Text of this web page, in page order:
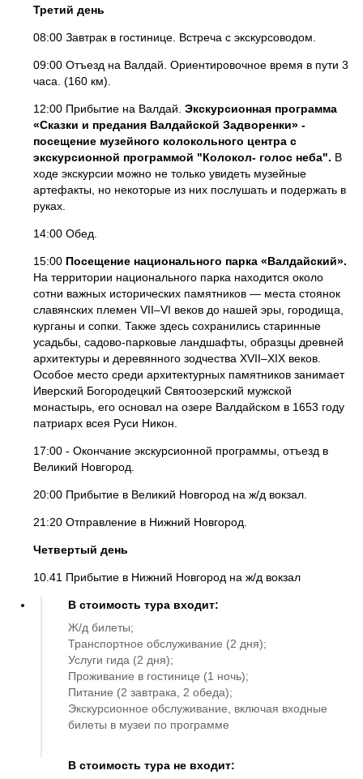
Третий день
08:00 Завтрак в гостинице. Встреча с экскурсоводом.
09:00 Отъезд на Валдай. Ориентировочное время в пути 3
часа. (160 км).
12:00 Прибытие на Валдай. Экскурсионная программа
«Сказки и предания Валдайской Задворенки» -
посещение музейного колокольного центра c
экскурсионной программой "Колокол- голос неба". В
ходе экскурсии можно не только увидеть музейные
артефакты, но некоторые из них послушать и подержать в
руках.
14:00 Обед.
15:00 Посещение национального парка «Валдайский».
На территории национального парка находится около
сотни важных исторических памятников — места стоянок
славянских племен VII–VI веков до нашей эры, городища,
курганы и сопки. Также здесь сохранились старинные
усадьбы, садово-парковые ландшафты, образцы древней
архитектуры и деревянного зодчества XVII–XIX веков.
Особое место среди архитектурных памятников занимает
Иверский Богородецкий Святоозерский мужской
монастырь, его основал на озере Валдайском в 1653 году
патриарх всея Руси Никон.
17:00 - Окончание экскурсионной программы, отъезд в
Великий Новгород.
20:00 Прибытие в Великий Новгород на ж/д вокзал.
21:20 Отправление в Нижний Новгород.
Четвертый день
10.41 Прибытие в Нижний Новгород на ж/д вокзал
В стоимость тура входит:
Ж/д билеты;
Транспортное обслуживание (2 дня);
Услуги гида (2 дня);
Проживание в гостинице (1 ночь);
Питание (2 завтрака, 2 обеда);
Экскурсионное обслуживание, включая входные
билеты в музеи по программе
В стоимость тура не входит: